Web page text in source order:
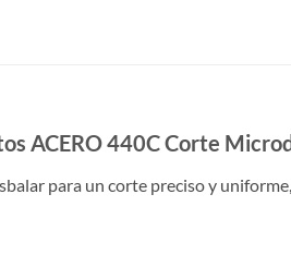
ACERO 440C Corte
para un corte preciso y